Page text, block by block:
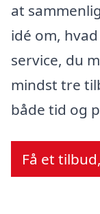
at
idé om,
service, du
mindst tre
både tid og
Få et